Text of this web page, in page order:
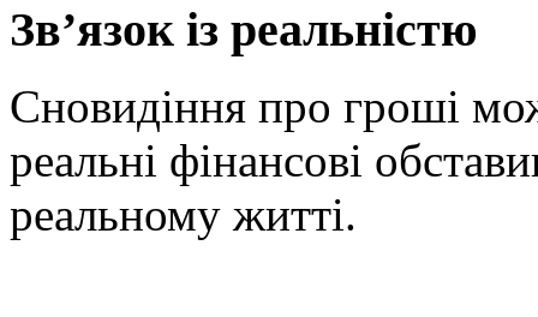
Зв’язок із реальністю
Сновидіння про гроші
реальні фінансові
реальному житті.